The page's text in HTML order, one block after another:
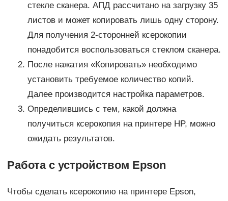
стекле сканера. АПД рассчитано на загрузку 35
листов и может копировать лишь одну сторону.
Для получения 2-сторонней ксерокопии
понадобится воспользоваться стеклом сканера.
После нажатия «Копировать» необходимо
установить требуемое количество копий.
Далее производится настройка параметров.
Определившись с тем, какой должна
получиться ксерокопия на принтере HP, можно
ожидать результатов.
Работа с устройством Epson
Чтобы сделать ксерокопию на принтере Epson,